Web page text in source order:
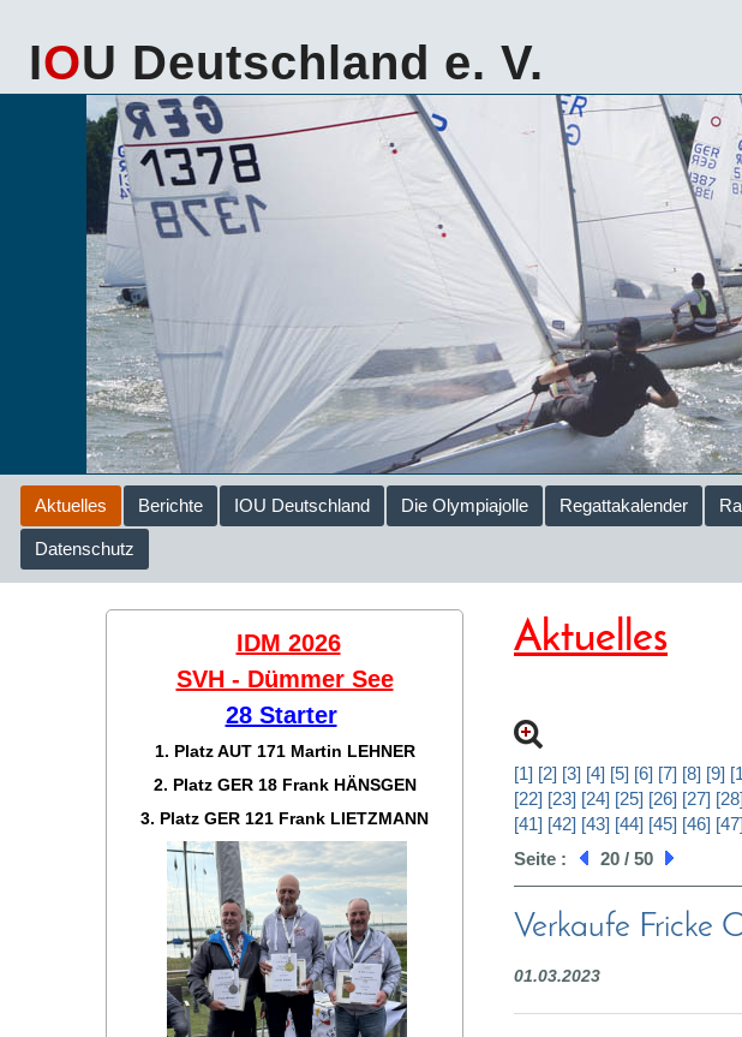
IOU Deutschland e. V.
Aktuelles Berichte IOU Deutschland Die Olympiajolle Regattakalender
Datenschutz
Aktuelles
[1] [2] [3] [4] [5] [6] [7] [8] [9]
[22] [23] [24] [25] [26] [27] [28]
[41] [42] [43] [44] [45] [46] [47]
Seite : 20 / 50
Verkaufe Fricke
01.03.2023
IDM 2026
SVH - Dümmer See
28 Starter
1. Platz AUT 171 Martin LEHNER
2. Platz GER 18 Frank HÄNSGEN
3. Platz GER 121 Frank LIETZMANN